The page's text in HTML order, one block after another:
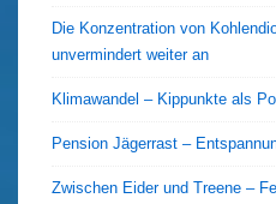
Die Konzentration von
unvermindert weiter an
Klimawandel – Kippunkte als
Pension Jägerrast –
Zwischen Eider und Treene –